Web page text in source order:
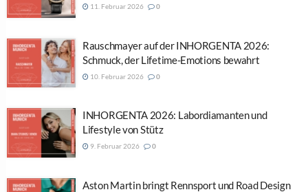
11. Februar 2026 0
Rauschmayer auf der INHORGENTA 2026:
Schmuck, der Lifetime-Emotions bewahrt
10. Februar 2026 0
INHORGENTA 2026: Labordiamanten und
Lifestyle von Stütz
9. Februar 2026 0
Aston Martin bringt Rennsport und Road Design